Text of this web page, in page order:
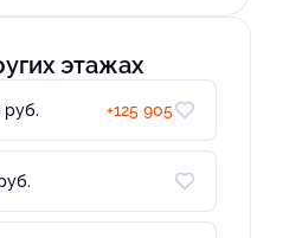
этажах
руб. +125 905